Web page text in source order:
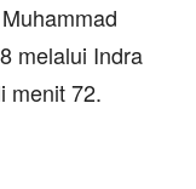
melalui Indra
menit 72.